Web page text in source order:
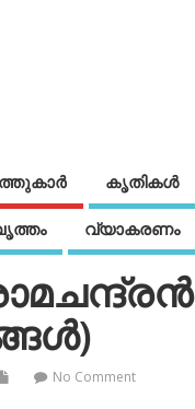
കൃതികൾ
വ്യാകരണം
No Comment